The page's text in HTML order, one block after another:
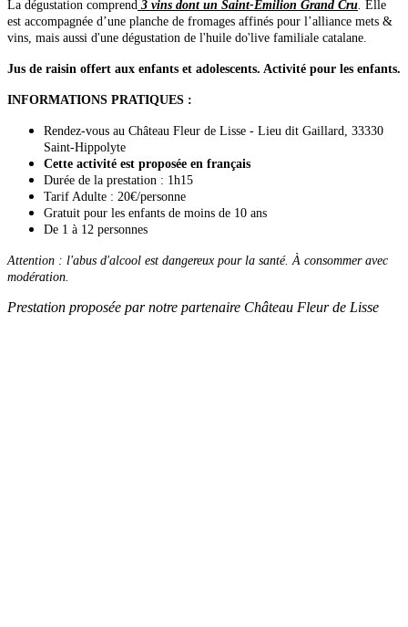
La dégustation comprend 3 vins dont un Saint-Emilion Grand Cru. Elle
est accompagnée d’une planche de fromages affinés pour l’alliance mets &
vins, mais aussi d'une dégustation de l'huile do'live familiale catalane.
Jus de raisin offert aux enfants et adolescents. Activité pour les enfants.
INFORMATIONS PRATIQUES :
Rendez-vous au Château Fleur de Lisse - Lieu dit Gaillard, 33330
Saint-Hippolyte
Cette activité est proposée en français
Durée de la prestation : 1h15
Tarif Adulte : 20€/personne
Gratuit pour les enfants de moins de 10 ans
De 1 à 12 personnes
Attention : l'abus d'alcool est dangereux pour la santé. À consommer avec
modération.
Prestation proposée par notre partenaire Château Fleur de Lisse